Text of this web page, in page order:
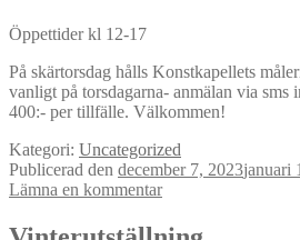
Öppettider kl 12-17
På skärtorsdag hålls Konstkapellets
vanligt på torsdagarna- anmälan via sms
400:- per tillfälle. Välkommen!
Kategori: Uncategorized
Publicerad den december 7, 2023januari
Lämna en kommentar